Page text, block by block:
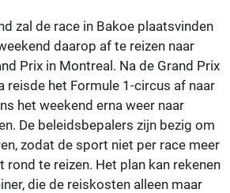
zal de race in Bakoe plaatsvinden
daarop af te reizen naar
Prix in Montreal. Na de Grand Prix
reisde het Formule 1-circus af naar
het weekend erna weer naar
De beleidsbepalers zijn bezig om
zodat de sport niet per race meer
rond te reizen. Het plan kan rekenen
die de reiskosten alleen maar